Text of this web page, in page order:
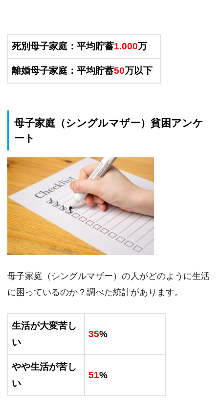
死別母子家庭：平均貯蓄1.000万
離婚母子家庭：平均貯蓄50万以下
母子家庭（シングルマザー）貧困アンケ
ート
母子家庭（シングルマザー）の人がどのように生活
に困っているのか？調べた統計があります。
生活が大変苦し
い
35%
やや生活が苦し
い
51%